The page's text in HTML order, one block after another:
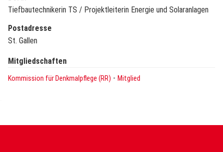
Tiefbautechnikerin TS / Projektleiterin Energie und Solaranlagen
Postadresse
St. Gallen
Mitgliedschaften
Kommission für Denkmalpflege (RR) - Mitglied